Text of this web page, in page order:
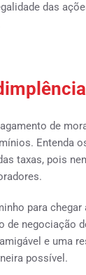
das
de
Entenda
taxas, pois
para chegar
de negociação
e uma
possível.